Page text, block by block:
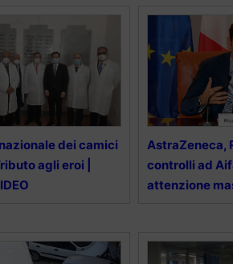
dei camici
agli eroi |
AstraZeneca,
controlli ad
attenzione